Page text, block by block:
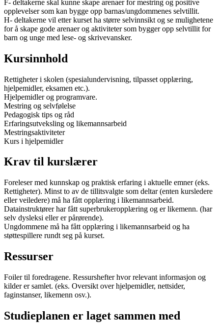
F- deltakerne skal kunne skape arenaer for mestring og positive
opplevelser som kan bygge opp barnas/ungdommenes selvtillit.
H- deltakerne vil etter kurset ha større selvinnsikt og se mulighetene
for å skape gode arenaer og aktiviteter som bygger opp selvtillit for
barn og unge med lese- og skrivevansker.
Kursinnhold
Rettigheter i skolen (spesialundervisning, tilpasset opplæring,
hjelpemidler, eksamen etc.).
Hjelpemidler og programvare.
Mestring og selvfølelse
Pedagogisk tips og råd
Erfaringsutveksling og likemannsarbeid
Mestringsaktiviteter
Kurs i hjelpemidler
Krav til kurslærer
Foreleser med kunnskap og praktisk erfaring i aktuelle emner (eks.
Rettigheter). Minst to av de tillitsvalgte som deltar (enten kursledere
eller veiledere) må ha fått opplæring i likemannsarbeid.
Datainstruktører har fått superbrukeropplæring og er likemenn. (har
selv dysleksi eller er pårørende).
Ungdommene må ha fått opplæring i likemannsarbeid og ha
støttespillere rundt seg på kurset.
Ressurser
Foiler til foredragene. Ressurshefter hvor relevant informasjon og
kilder er samlet. (eks. Oversikt over hjelpemidler, nettsider,
faginstanser, likemenn osv.).
Studieplanen er laget sammen med